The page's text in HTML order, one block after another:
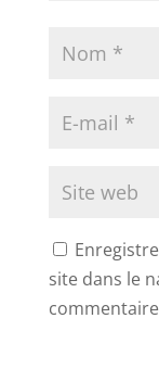
site dans le